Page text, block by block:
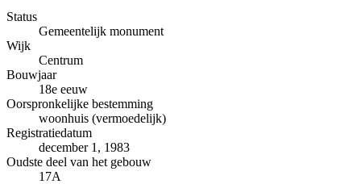
+
−
Status
Gemeentelijk monument
Wijk
Centrum
Bouwjaar
18e eeuw
Oorspronkelijke bestemming
woonhuis (vermoedelijk)
Registratiedatum
december 1, 1983
Oudste deel van het gebouw
17A